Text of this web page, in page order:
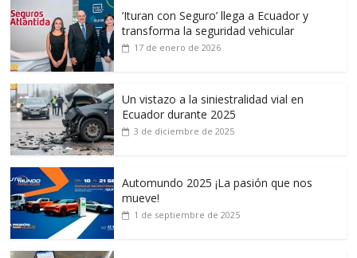
‘Ituran con Seguro’ llega a Ecuador y
transforma la seguridad vehicular
17 de enero de 2026
Un vistazo a la siniestralidad vial en
Ecuador durante 2025
3 de diciembre de 2025
Automundo 2025 ¡La pasión que nos
mueve!
1 de septiembre de 2025